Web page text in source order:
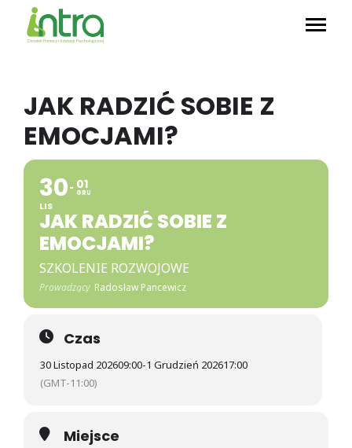
JAK RADZIĆ SOBIE Z
EMOCJAMI?
30
LIS
01
GRU
JAK RADZIĆ SOBIE Z
EMOCJAMI?
SZKOLENIE ROZWOJOWE
Prowadzący Radosław Pancewicz
Czas
30 Listopad 202609:00-1 Grudzień 202617:00
(GMT-11:00)
Miejsce